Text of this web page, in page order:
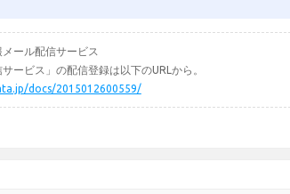
ール配信サービス
ービス」の配信登録は以下のURLから。
docs/2015012600559/